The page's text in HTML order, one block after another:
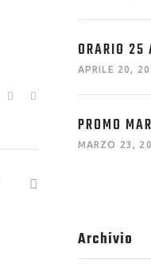
ORARIO
APRILE 20,
PROMO
MARZO 23,
Archivio